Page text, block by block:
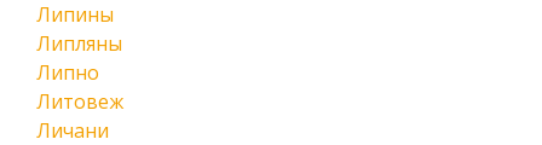
Липины
Липляны
Липно
Литовеж
Личани